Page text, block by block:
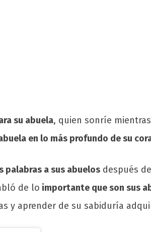
su abuela, quien sonríe
en lo más profundo de su
palabras a sus abuelos después
de lo importante que son sus
y aprender de su sabiduría